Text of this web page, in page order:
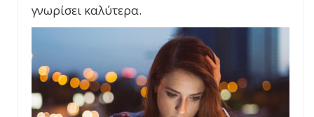
γνωρίσει καλύτερα.